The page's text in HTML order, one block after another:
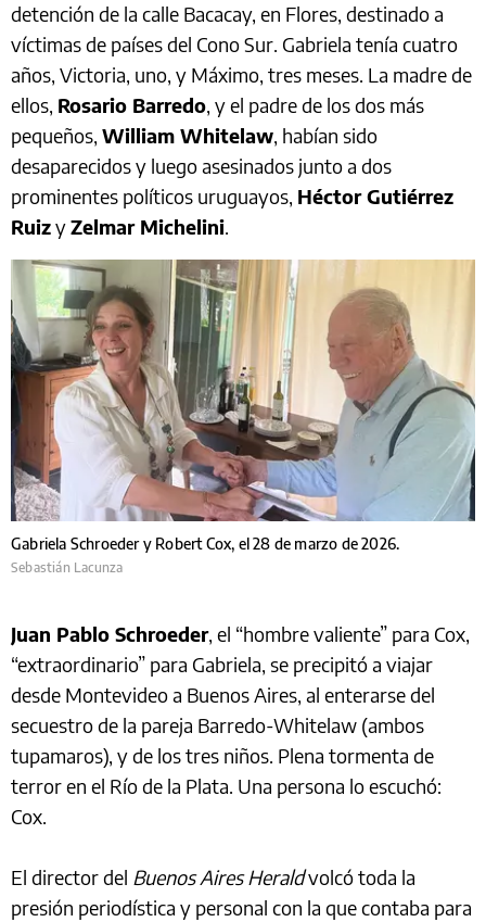
detención de la calle Bacacay, en Flores, destinado a
víctimas de países del Cono Sur. Gabriela tenía cuatro
años, Victoria, uno, y Máximo, tres meses. La madre de
ellos, Rosario Barredo, y el padre de los dos más
pequeños, William Whitelaw, habían sido
desaparecidos y luego asesinados junto a dos
prominentes políticos uruguayos, Héctor Gutiérrez
RuizyZelmar Michelini.
Gabriela Schroeder y Robert Cox, el 28 de marzo de 2026.
Sebastián Lacunza
Juan Pablo Schroeder, el “hombre valiente” para Cox,
“extraordinario” para Gabriela, se precipitó a viajar
desde Montevideo a Buenos Aires, al enterarse del
secuestro de la pareja Barredo-Whitelaw (ambos
tupamaros), y de los tres niños. Plena tormenta de
terror en el Río de la Plata. Una persona lo escuchó:
Cox.
El director del Buenos Aires Heraldvolcó toda la
presión periodística y personal con la que contaba para